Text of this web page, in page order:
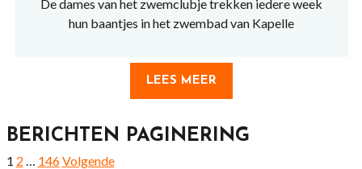
De dames van het zwemclubje trekken iedere week
hun baantjes in het zwembad van Kapelle
LEES MEER
BERICHTEN PAGINERING
1 2 … 146Volgende